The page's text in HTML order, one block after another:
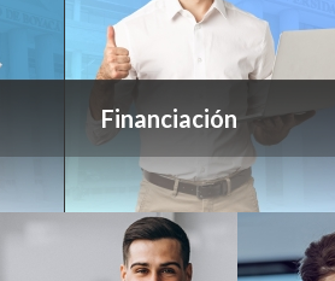
Financiación